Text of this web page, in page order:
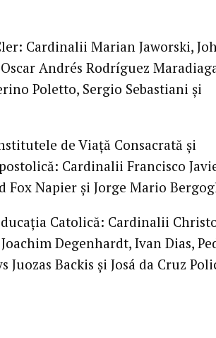
Cardinalii Marian Jaworski,
Andrés Rodríguez
Poletto, Sergio Sebastiani şi
de Viaţă Consacrată şi
Cardinalii Francisco
Fox Napier şi Jorge Mario
Catolică: Cardinalii
Degenhardt, Ivan Dias,
Juozas Backis şi Josá da Cruz